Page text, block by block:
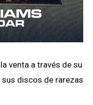
venta a través de su
discos de rarezas